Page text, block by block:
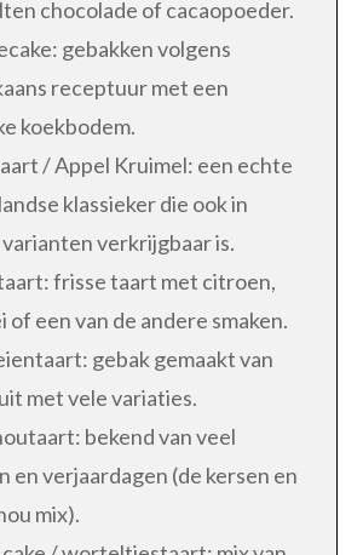
chocolade of cacaopoeder.
gebakken volgens
receptuur met een
koekbodem.
/ Appel Kruimel: een echte
klassieker die ook in
verkrijgbaar is.
frisse taart met citroen,
of een van de andere smaken.
gebak gemaakt van
met vele variaties.
bekend van veel
en verjaardagen (de kersen en
mix).